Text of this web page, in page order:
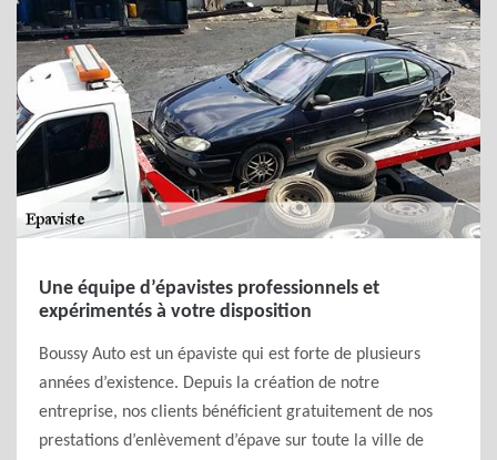
Une équipe d’épavistes professionnels et
expérimentés à votre disposition
Boussy Auto est un épaviste qui est forte de plusieurs
années d’existence. Depuis la création de notre
entreprise, nos clients bénéficient gratuitement de nos
prestations d’enlèvement d’épave sur toute la ville de